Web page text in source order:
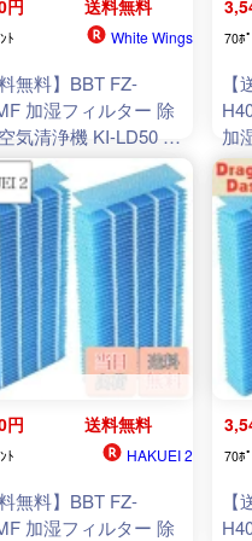
円 送料無料
ﾄ White Wings
無料】BBT FZ-
加湿フィルター 除
気清浄機 KI-LD50 フ
ー KI-NS40 加湿空気
KI-ND50 除加湿 KI-
KI-JS40 KI-LS40 空
機 互換 2枚入り
70ﾎ
加
ィ
清
円 送料無料
ﾄ HAKUEI 2
無料】BBT FZ-
加湿フィルター 除
70ﾎ